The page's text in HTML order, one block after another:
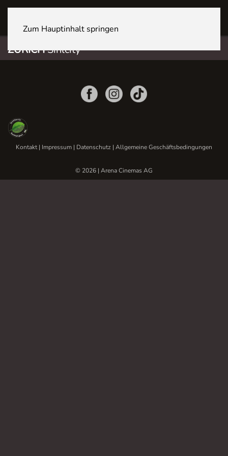
Zum Hauptinhalt springen
ZÜRICHSihlcity
Kontakt| Impressum | Datenschutz | Allgemeine Geschäftsbedingungen
© 2026 | Arena Cinemas AG